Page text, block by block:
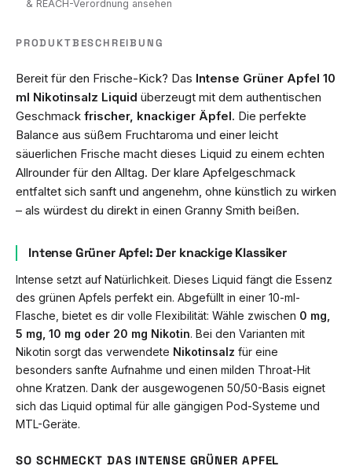
& REACH-Verordnung ansehen
PRODUKTBESCHREIBUNG
Bereit für den Frische-Kick? Das Intense Grüner Apfel 10
ml Nikotinsalz Liquid überzeugt mit dem authentischen
Geschmack frischer, knackiger Äpfel. Die perfekte
Balance aus süßem Fruchtaroma und einer leicht
säuerlichen Frische macht dieses Liquid zu einem echten
Allrounder für den Alltag. Der klare Apfelgeschmack
entfaltet sich sanft und angenehm, ohne künstlich zu wirken
– als würdest du direkt in einen Granny Smith beißen.
Intense Grüner Apfel: Der knackige Klassiker
Intense setzt auf Natürlichkeit. Dieses Liquid fängt die Essenz
des grünen Apfels perfekt ein. Abgefüllt in einer 10-ml-
Flasche, bietet es dir volle Flexibilität: Wähle zwischen 0 mg,
5 mg, 10 mg oder 20 mg Nikotin. Bei den Varianten mit
Nikotin sorgt das verwendete Nikotinsalz für eine
besonders sanfte Aufnahme und einen milden Throat-Hit
ohne Kratzen. Dank der ausgewogenen 50/50-Basis eignet
sich das Liquid optimal für alle gängigen Pod-Systeme und
MTL-Geräte.
SO SCHMECKT DAS INTENSE GRÜNER APFEL